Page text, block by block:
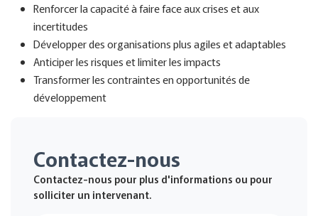
Renforcer la capacité à faire face aux crises et aux
incertitudes
Développer des organisations plus agiles et adaptables
Anticiper les risques et limiter les impacts
Transformer les contraintes en opportunités de
développement
Contactez-nous
Contactez-nous pour plus d'informations ou pour
solliciter un intervenant.